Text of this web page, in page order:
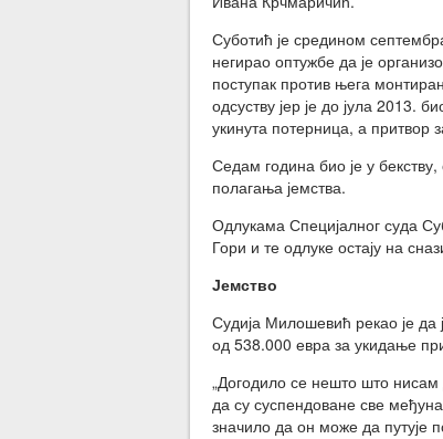
Суботић је средином
негирао оптужбе да је
поступак против њега
одсуству јер је до јула 2013.
укинута потерница, а притвор
Седам година био је у
полагања јемства.
Одлукама Специјалног суда
Гори и те одлуке остају на
Јемство
Судија Милошевић рекао је да
од 538.000 евра за укидање
„Догодило се нешто што
да су суспендоване све
значило да он може да путује